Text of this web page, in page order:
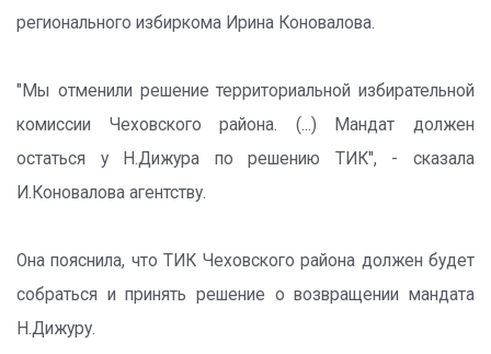
регионального избиркома Ирина Коновалова.
"Мы отменили решение территориальной избирательной
комиссии Чеховского района. (...) Мандат должен
остаться у Н.Дижура по решению ТИК", - сказала
И.Коновалова агентству.
Она пояснила, что ТИК Чеховского района должен будет
собраться и принять решение о возвращении мандата
Н.Дижуру.